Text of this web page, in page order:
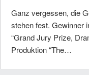
Ganz vergessen, die
stehen fest. Gewinner
“Grand Jury Prize,
Produktion “The…